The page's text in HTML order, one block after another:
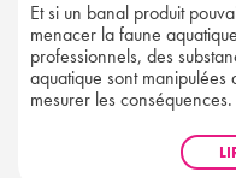
Et si un banal produit
menacer la faune
professionnels, des
aquatique sont manipulées
mesurer les conséquences.